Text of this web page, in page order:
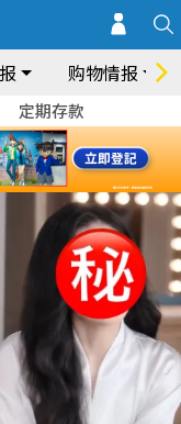
购物情报
定期存款